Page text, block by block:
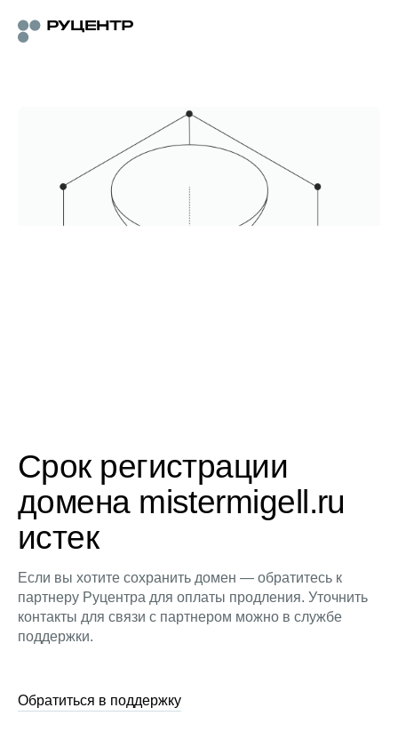
Срок регистрации
домена mistermigell.ru
истек
Если вы хотите сохранить домен — обратитесь к
партнеру Руцентра для оплаты продления. Уточнить
контакты для связи с партнером можно в службе
поддержки.
Обратиться в поддержку